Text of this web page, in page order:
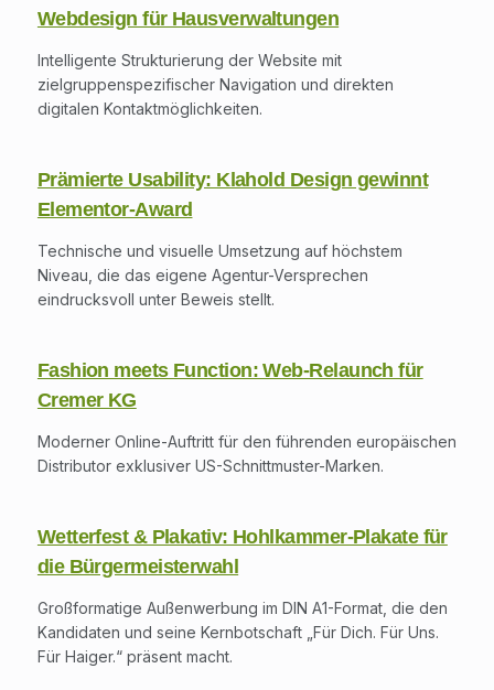
Webdesign für Hausverwaltungen
Intelligente Strukturierung der Website mit
zielgruppenspezifischer Navigation und direkten
digitalen Kontaktmöglichkeiten.
Prämierte Usability: Klahold Design gewinnt
Elementor-Award
Technische und visuelle Umsetzung auf höchstem
Niveau, die das eigene Agentur-Versprechen
eindrucksvoll unter Beweis stellt.
Fashion meets Function: Web-Relaunch für
Cremer KG
Moderner Online-Auftritt für den führenden europäischen
Distributor exklusiver US-Schnittmuster-Marken.
Wetterfest & Plakativ: Hohlkammer-Plakate für
die Bürgermeisterwahl
Großformatige Außenwerbung im DIN A1-Format, die den
Kandidaten und seine Kernbotschaft „Für Dich. Für Uns.
Für Haiger.“ präsent macht.